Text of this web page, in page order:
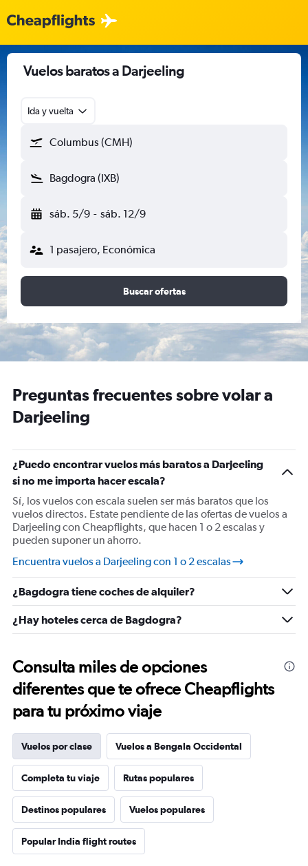
Vuelos baratos a Darjeeling
Ida y vuelta
Columbus (CMH)
Bagdogra (IXB)
sáb. 5/9 - sáb. 12/9
1 pasajero, Económica
Buscar ofertas
Preguntas frecuentes sobre volar a
Darjeeling
¿Puedo encontrar vuelos más baratos a Darjeeling
si no me importa hacer escala?
Sí, los vuelos con escala suelen ser más baratos que los
vuelos directos. Estate pendiente de las ofertas de vuelos a
Darjeeling con Cheapflights, que hacen 1 o 2 escalas y
pueden suponer un ahorro.
Encuentra vuelos a Darjeeling con 1 o 2 escalas
¿Bagdogra tiene coches de alquiler?
¿Hay hoteles cerca de Bagdogra?
Consulta miles de opciones
diferentes que te ofrece Cheapflights
para tu próximo viaje
Vuelos por clase Vuelos a Bengala Occidental
Completa tu viaje Rutas populares
Destinos populares Vuelos populares
Popular India flight routes